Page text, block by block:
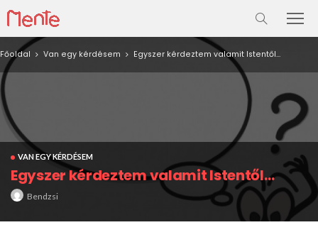
Főoldal Van egy kérdésem Egyszer kérdeztem valamit Istentől…
VAN EGY KÉRDÉSEM
Egyszer kérdeztem valamit Istentől…
Bendzsi